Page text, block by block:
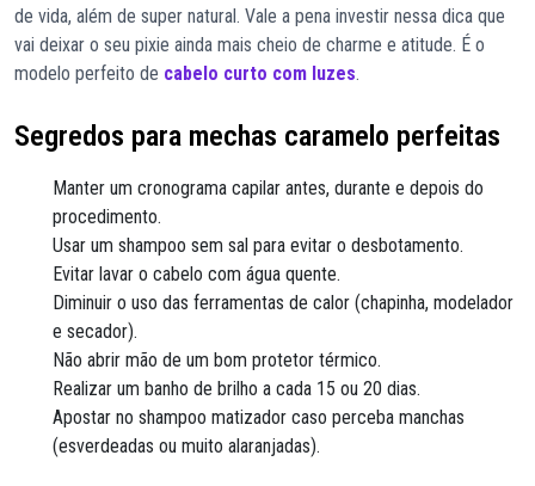
de vida, além de super natural. Vale a pena investir nessa dica que
vai deixar o seu pixie ainda mais cheio de charme e atitude. É o
modelo perfeito de cabelo curto com luzes.
Segredos para mechas caramelo perfeitas
Manter um cronograma capilar antes, durante e depois do
procedimento.
Usar um shampoo sem sal para evitar o desbotamento.
Evitar lavar o cabelo com água quente.
Diminuir o uso das ferramentas de calor (chapinha, modelador
e secador).
Não abrir mão de um bom protetor térmico.
Realizar um banho de brilho a cada 15 ou 20 dias.
Apostar no shampoo matizador caso perceba manchas
(esverdeadas ou muito alaranjadas).